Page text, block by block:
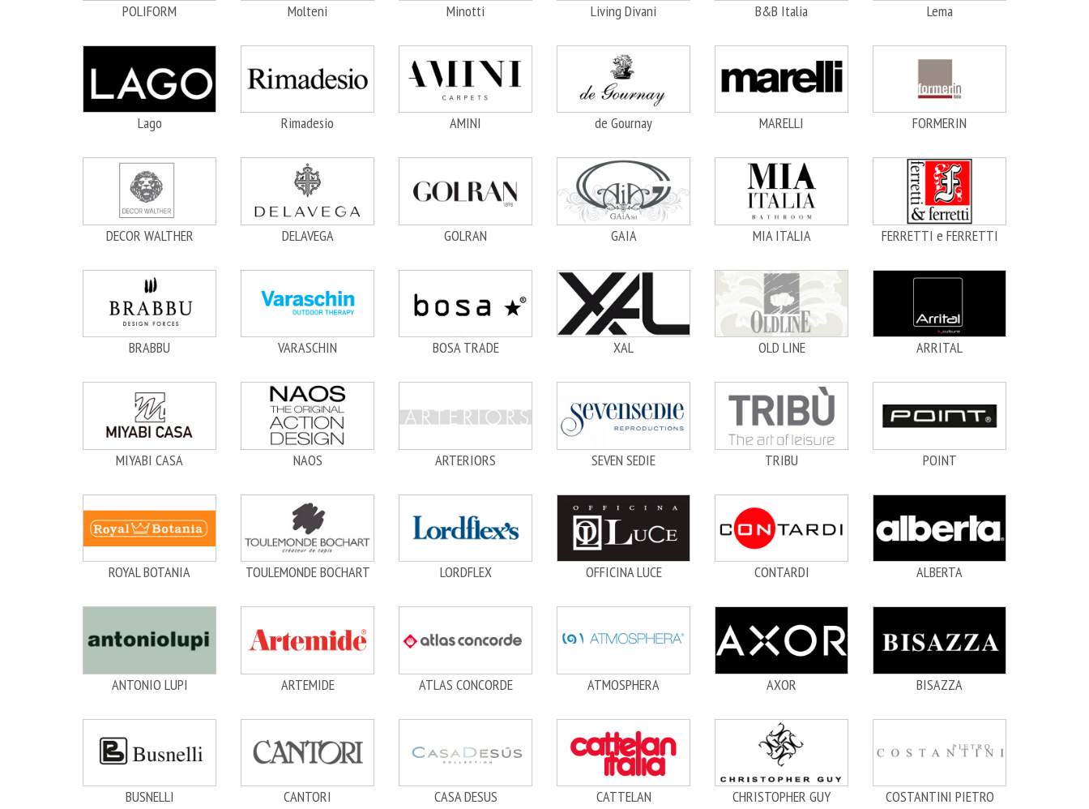
POLIFORM Molteni Minotti Living Divani B&B Italia Lema
Lago Rimadesio AMINI de Gournay MARELLI FORMERIN
DECOR WALTHER DELAVEGA GOLRAN GAIA MIA ITALIA FERRETTI e FERRETTI
BRABBU VARASCHIN BOSA TRADE XAL OLD LINE ARRITAL
MIYABI CASA NAOS ARTERIORS SEVEN SEDIE TRIBU POINT
ROYAL BOTANIA TOULEMONDE BOCHART LORDFLEX OFFICINA LUCE CONTARDI ALBERTA
ANTONIO LUPI ARTEMIDE ATLAS CONCORDE ATMOSPHERA AXOR BISAZZA
BUSNELLI CANTORI CASA DESUS CATTELAN CHRISTOPHER GUY COSTANTINI PIETRO